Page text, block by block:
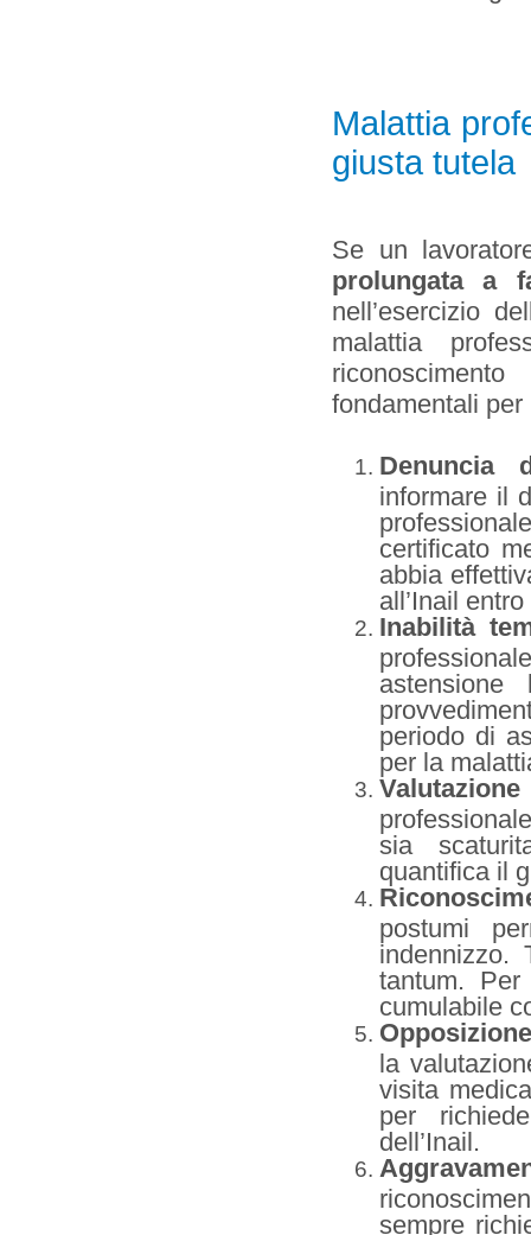
Malattia
giusta tutela
Se un
prolungata a
nell’esercizio
malattia
fondamentali
Denuncia
informare il
certificato
abbia
all’Inail
Inabilità
periodo di
per la
sia
quantifica il
postumi
tantum.
cumulabile
la
visita
per
dell’Inail.
sempre